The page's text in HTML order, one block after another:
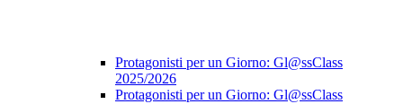
Protagonisti per un Giorno: Gl@ssClass
2025/2026
Protagonisti per un Giorno: Gl@ssClass